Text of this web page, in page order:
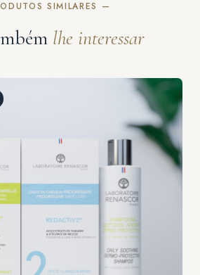
SIMILARES —
lhe interessar